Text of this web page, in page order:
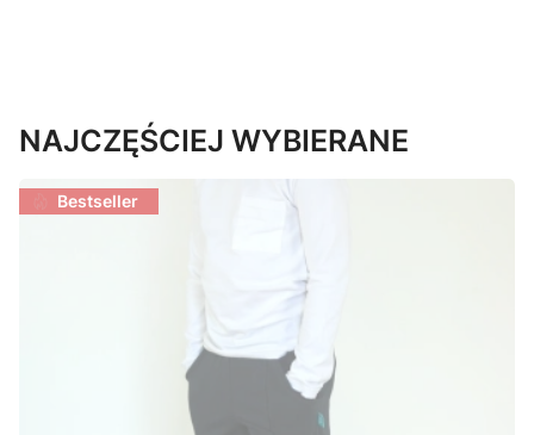
NAJCZĘŚCIEJ WYBIERANE
Bestseller